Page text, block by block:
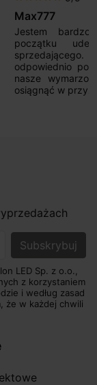
wszystkim od
podejście
i potrafi
czemu mamy
udało się to
LED Sp. z o.o.,
z korzystaniem
i według zasad
że w każdej chwili